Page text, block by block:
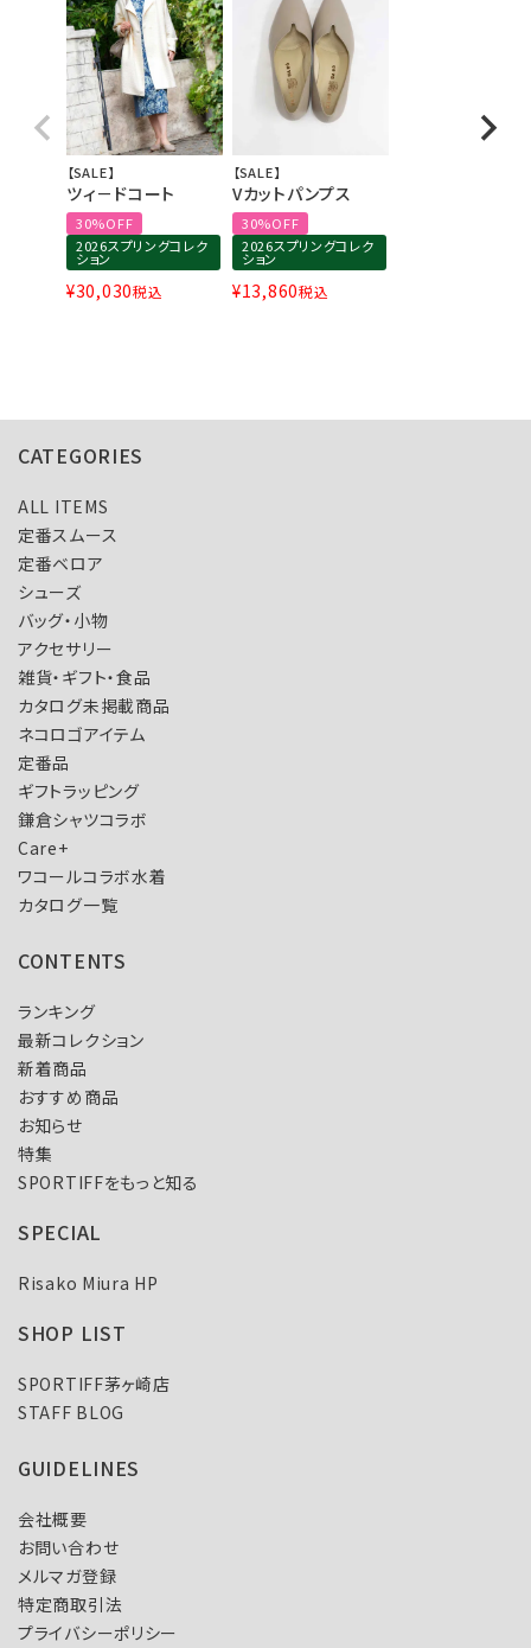
【SALE】
ツィ－ドコート
30%OFF
2026スプリングコレク
ション
¥30,030税込
【SALE】
Vカットパンプス
30%OFF
2026スプリングコレク
ション
¥13,860税込
CATEGORIES
ALL ITEMS
定番スムース
定番ベロア
シューズ
バッグ・小物
アクセサリー
雑貨・ギフト・食品
カタログ未掲載商品
ネコロゴアイテム
定番品
ギフトラッピング
鎌倉シャツコラボ
Care+
ワコールコラボ水着
カタログ一覧
CONTENTS
ランキング
最新コレクション
新着商品
おすすめ商品
お知らせ
特集
SPORTIFFをもっと知る
SPECIAL
Risako Miura HP
SHOP LIST
SPORTIFF茅ヶ崎店
STAFF BLOG
GUIDELINES
会社概要
お問い合わせ
メルマガ登録
特定商取引法
プライバシーポリシー